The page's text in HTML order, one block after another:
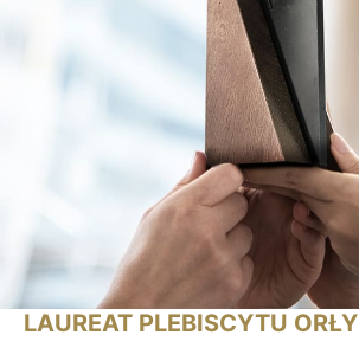
LAUREAT PLEBISCYTU ORŁY